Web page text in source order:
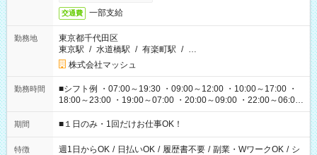
交通費 一部支給
勤務地
東京都千代田区
東京駅 / 水道橋駅 / 有楽町駅 / …
株式会社マッシュ
勤務時間
■シフト例 ・07:00～19:30 ・09:00～12:00 ・10:00～17:00 ・
18:00～23:00 ・19:00～07:00 ・20:00～09:00 ・22:00～06:00
etc ★最短で3時間で5,120円のお仕事から 15時間で2万円近く稼
げるお仕事も！ ご希望のお時間に合わせてご紹介！ ※シフトは
ください！
期間 ■１日のみ・1回だけお仕事OK！
特徴 週1日からOK / 日払いOK / 履歴書不要 / 副業・WワークOK / シ